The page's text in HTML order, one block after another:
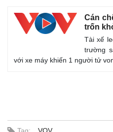
Cán
trốn
Tài xế
trường
với xe máy khiến 1 người tử